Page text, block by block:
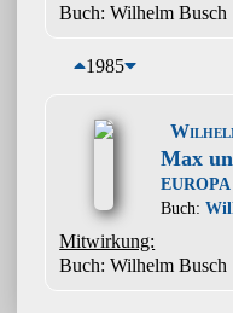
Buch: Wilhelm Busch
1985
Max
Buch:
Mitwirkung:
Buch: Wilhelm Busch